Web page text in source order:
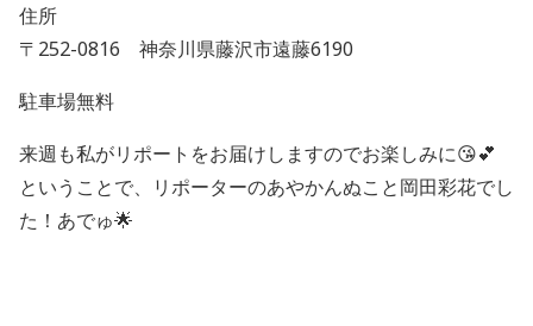
住所
〒252-0816 神奈川県藤沢市遠藤6190
駐車場無料
来週も私がリポートをお届けしますのでお楽しみに😘💕
ということで、リポーターのあやかんぬこと岡田彩花でし
た！あでゅ🌟